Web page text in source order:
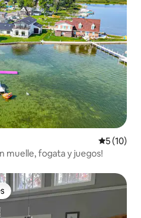
5 (10)
muelle, fogata y juegos!
más destacados